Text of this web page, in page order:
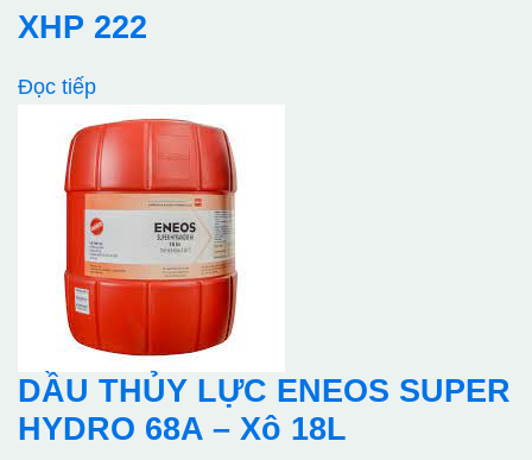
XHP 222
Đọc tiếp
DẦU THỦY LỰC ENEOS SUPER
HYDRO 68A – Xô 18L